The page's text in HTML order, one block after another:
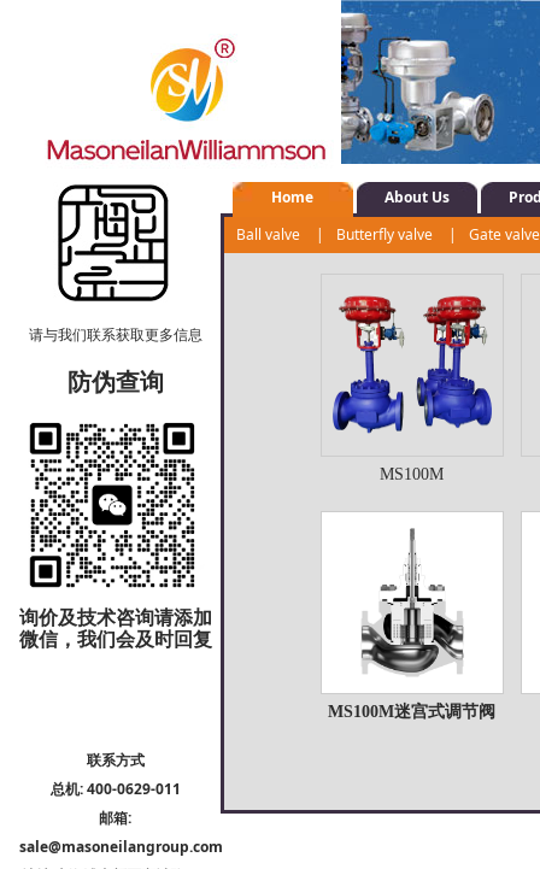
请与我们联系获取更多信息
防伪查询
询价及技术咨询请添加
微信，我们会及时回复
联系方式
总机: 400-0629-011
邮箱:
sale@masoneilangroup.com
Home About Us
Ball valve
| Butterfly valve |
Gate
MS100M
Details
MS100M迷宫式调节阀
MS100M迷宫式调节